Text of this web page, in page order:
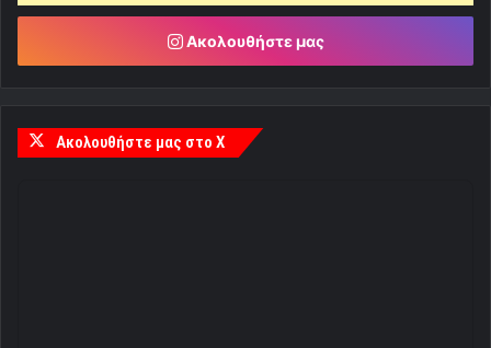
Ακολουθήστε μας
Ακολουθήστε μας στο X